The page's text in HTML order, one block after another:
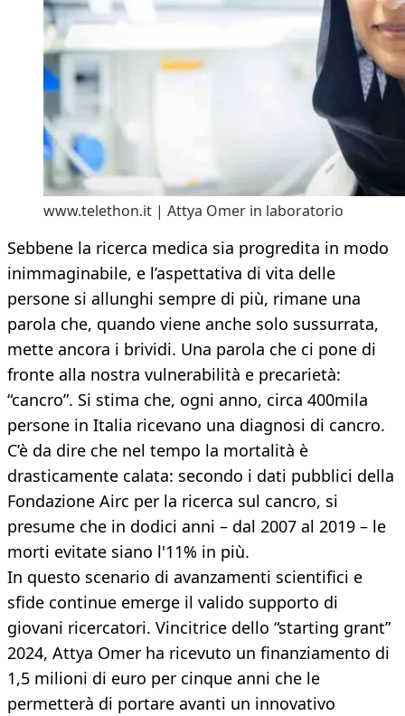
www.telethon.it | Attya Omer in laboratorio
Sebbene la ricerca medica sia progredita in modo
inimmaginabile, e l’aspettativa di vita delle
persone si allunghi sempre di più, rimane una
parola che, quando viene anche solo sussurrata,
mette ancora i brividi. Una parola che ci pone di
fronte alla nostra vulnerabilità e precarietà:
“cancro”. Si stima che, ogni anno, circa 400mila
persone in Italia ricevano una diagnosi di cancro.
C’è da dire che nel tempo la mortalità è
drasticamente calata: secondo i dati pubblici della
Fondazione Airc per la ricerca sul cancro, si
presume che in dodici anni – dal 2007 al 2019 – le
morti evitate siano l'11% in più.
In questo scenario di avanzamenti scientifici e
sfide continue emerge il valido supporto di
giovani ricercatori. Vincitrice dello “starting grant”
2024, Attya Omer ha ricevuto un finanziamento di
1,5 milioni di euro per cinque anni che le
permetterà di portare avanti un innovativo